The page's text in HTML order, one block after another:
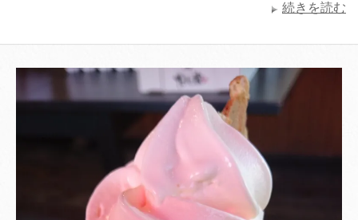
続きを読む